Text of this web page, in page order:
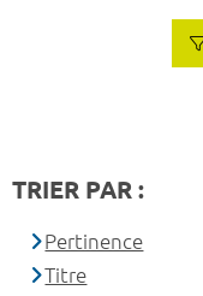
TRIER PAR :
Pertinence
Titre